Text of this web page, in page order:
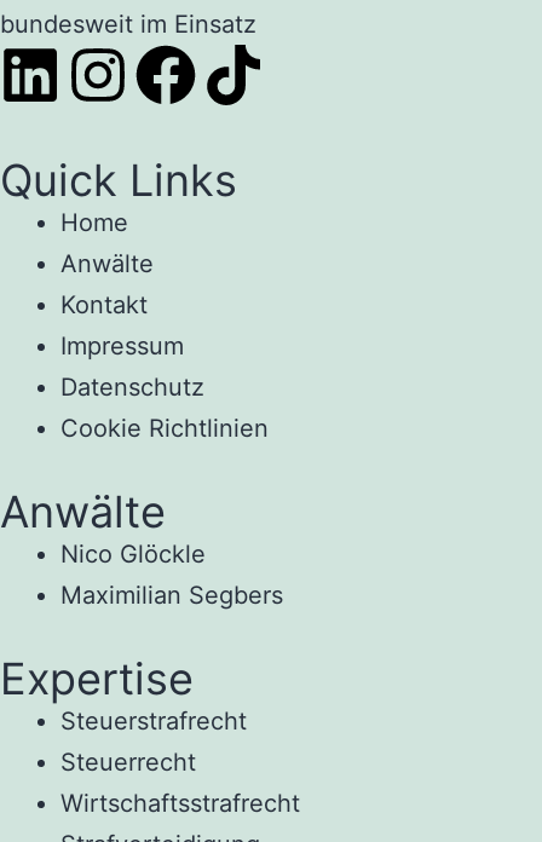
bundesweit im Einsatz
Quick Links
Home
Anwälte
Kontakt
Impressum
Datenschutz
Cookie Richtlinien
Anwälte
Nico Glöckle
Maximilian Segbers
Expertise
Steuerstrafrecht
Steuerrecht
Wirtschaftsstrafrecht